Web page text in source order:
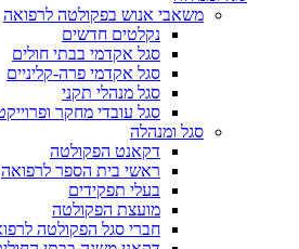
משאבי אנוש בפקולטה לרפואה
נקלטים חדשים
סגל אקדמי בבתי חולים
סגל אקדמי פרה-קליניים
סגל מנהלי תקני
סגל עובדי מחקר
סגל ומנהלה
דקאנט הפקולטה
ראשי בית הספר לרפואה
בעלי תפקידים
מועצת הפקולטה
חברי סגל הפקולטה